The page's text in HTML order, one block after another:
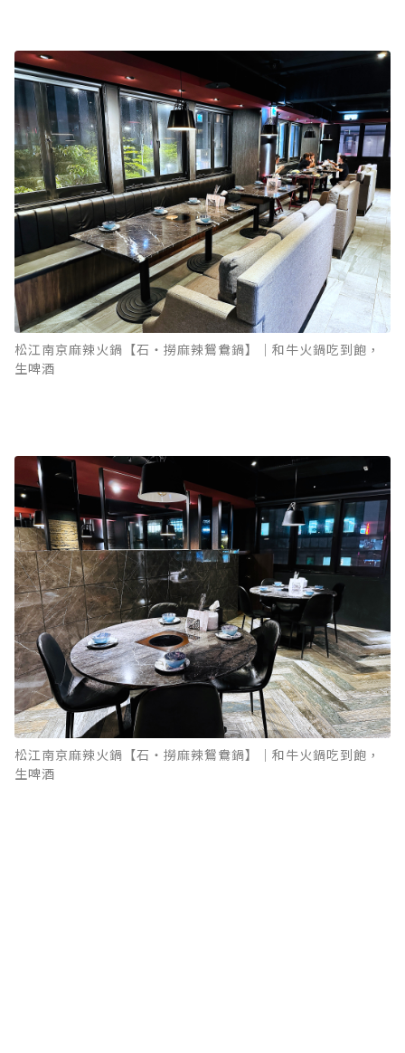
松江南京麻辣火鍋【石‧撈麻辣鴛鴦鍋】｜和牛火鍋吃到飽，
生啤酒
松江南京麻辣火鍋【石‧撈麻辣鴛鴦鍋】｜和牛火鍋吃到飽，
生啤酒